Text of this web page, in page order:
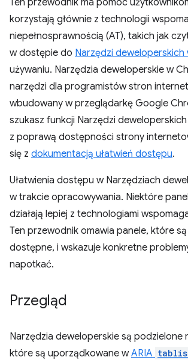
Ten przewodnik ma pomóc
korzystają głównie z technologii
niepełnosprawnością (AT), takich jak
w dostępie do Narzędzi deweloperskich
używaniu. Narzędzia deweloperskie w
narzędzi dla programistów stron
wbudowany w przeglądarkę Google
szukasz funkcji Narzędzi
z poprawą dostępności strony
się z dokumentacją ułatwień dostępu.
Ułatwienia dostępu w Narzędziach
w trakcie opracowywania. Niektóre
działają lepiej z technologiami
Ten przewodnik omawia panele, które
dostępne, i wskazuje konkretne
napotkać.
Przegląd
Narzędzia deweloperskie są podzielone
które są uporządkowane wARIA